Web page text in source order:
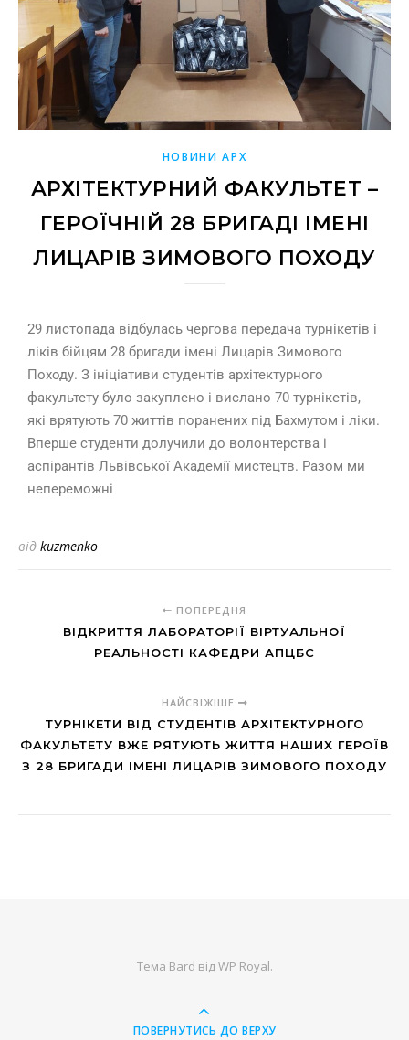
НОВИНИ АРХ
АРХІТЕКТУРНИЙ ФАКУЛЬТЕТ –
ГЕРОЇЧНІЙ 28 БРИГАДІ ІМЕНІ
ЛИЦАРІВ ЗИМОВОГО ПОХОДУ
29 листопада відбулась чергова передача турнікетів і
ліків бійцям 28 бригади імені Лицарів Зимового
Походу. З ініціативи студентів архітектурного
факультету було закуплено і вислано 70 турнікетів,
які врятують 70 життів поранених під Бахмутом і ліки.
Вперше студенти долучили до волонтерства і
аспірантів Львівської Академії мистецтв. Разом ми
непереможні
від kuzmenko
ПОПЕРЕДНЯ
ВІДКРИТТЯ ЛАБОРАТОРІЇ ВІРТУАЛЬНОЇ
РЕАЛЬНОСТІ КАФЕДРИ АПЦБС
НАЙСВІЖІШЕ
ТУРНІКЕТИ ВІД СТУДЕНТІВ АРХІТЕКТУРНОГО
ФАКУЛЬТЕТУ ВЖЕ РЯТУЮТЬ ЖИТТЯ НАШИХ ГЕРОЇВ
З 28 БРИГАДИ ІМЕНІ ЛИЦАРІВ ЗИМОВОГО ПОХОДУ
Тема Bard відWP Royal.
ПОВЕРНУТИСЬ ДО ВЕРХУ